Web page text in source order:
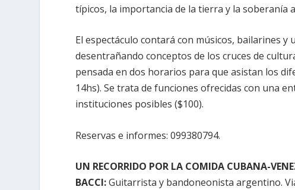
típicos, la importancia de la tierra y la soberanía
El espectáculo contará con músicos, bailarines
desentrañando conceptos de los cruces de
pensada en dos horarios para que asistan los
14hs). Se trata de funciones ofrecidas con una
instituciones posibles ($100).
Reservas e informes: 099380794.
UN RECORRIDO POR LA COMIDA CUBANA-
BACCI:Guitarrista y bandoneonista argentino.